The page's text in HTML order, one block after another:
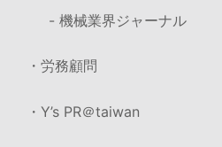
- 機械業界ジャーナル
・労務顧問
・Y’s PR＠taiwan